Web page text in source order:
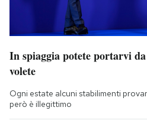
In spiaggia potete portarvi
volete
Ogni estate alcuni stabilimenti
però è illegittimo